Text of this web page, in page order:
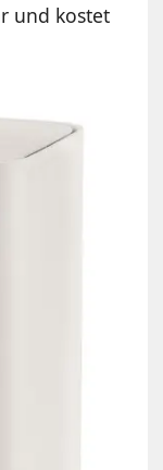
und kostet